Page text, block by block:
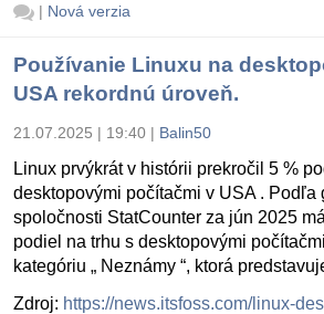
| Nová verzia
Používanie Linuxu na
USA rekordnú úroveň.
21.07.2025 | 19:40 | Balin50
Linux prvýkrát v histórii prekročil 5 %
desktopovými počítačmi v USA . Podľa
spoločnosti StatCounter za jún 2025
podiel na trhu s desktopovými
kategóriu „ Neznámy “, ktorá
Zdroj: https://news.itsfoss.com/linux-